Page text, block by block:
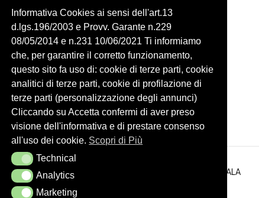
Informativa Cookies ai sensi dell'art.13
d.lgs.196/2003 e Provv. Garante n.229
08/05/2014 e n.231 10/06/2021 Ti informiamo
che, per garantire il corretto funzionamento,
questo sito fa uso di: cookie di terze parti, cookie
analitici di terze parti, cookie di profilazione di
terze parti (personalizzazione degli annunci)
Cliccando su Accetta confermi di aver preso
visione dell'informativa e di prestare consenso
all'uso dei cookie. Scopri di Più
Technical
Technical
Analytics
Analytics
Marketing
Marketing
Donna
Bambini
Accessori
Profilo
Ordini
Spedizioni e Resi
Seguici
Cookie Policy
ITALA